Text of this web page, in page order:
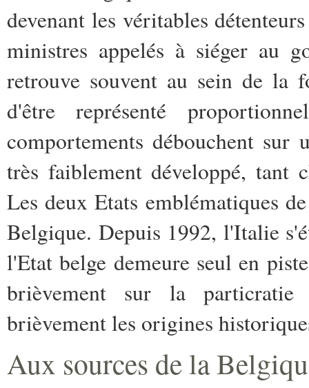
devenant les véritables
ministres appelés à siéger au
retrouve souvent au sein de la
d'être représenté
comportements débouchent
très faiblement développé, tant
Les deux Etats emblématiques
Belgique. Depuis 1992, l'Italie
l'Etat belge demeure seul en
brièvement sur la
brièvement les origines
Aux sources de la